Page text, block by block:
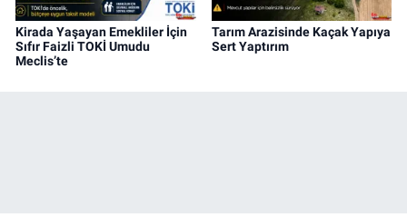
Kirada Yaşayan Emekliler İçin
Sıfır Faizli TOKİ Umudu
Meclis’te
Tarım Arazisinde Kaçak Yapıya
Sert Yaptırım